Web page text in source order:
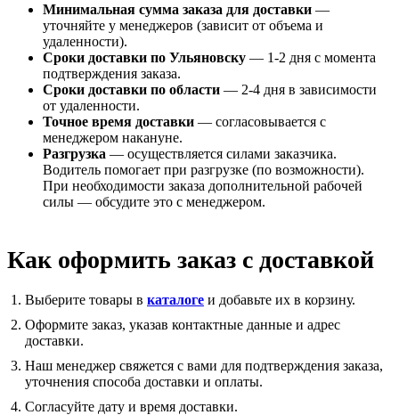
Минимальная сумма заказа для доставки —
уточняйте у менеджеров (зависит от объема и
удаленности).
Сроки доставки по Ульяновску — 1-2 дня с момента
подтверждения заказа.
Сроки доставки по области — 2-4 дня в зависимости
от удаленности.
Точное время доставки — согласовывается с
менеджером накануне.
Разгрузка — осуществляется силами заказчика.
Водитель помогает при разгрузке (по возможности).
При необходимости заказа дополнительной рабочей
силы — обсудите это с менеджером.
Как оформить заказ с доставкой
Выберите товары в каталоге и добавьте их в корзину.
Оформите заказ, указав контактные данные и адрес
доставки.
Наш менеджер свяжется с вами для подтверждения заказа,
уточнения способа доставки и оплаты.
Согласуйте дату и время доставки.